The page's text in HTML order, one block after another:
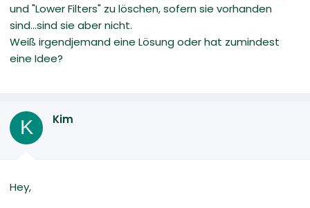
und "Lower Filters" zu löschen, sofern sie vorhanden
sind...sind sie aber nicht.
Weiß irgendjemand eine Lösung oder hat zumindest
eine Idee?
K Kim
Hey,